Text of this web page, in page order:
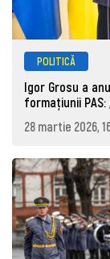
POLITICĂ
Igor Grosu a
formațiunii
28 martie 2026,